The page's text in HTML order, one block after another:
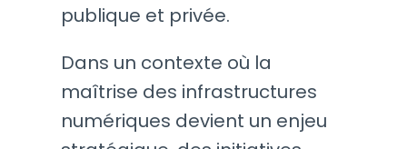
publique et privée.
Dans un contexte où la
maîtrise des infrastructures
numériques devient un enjeu